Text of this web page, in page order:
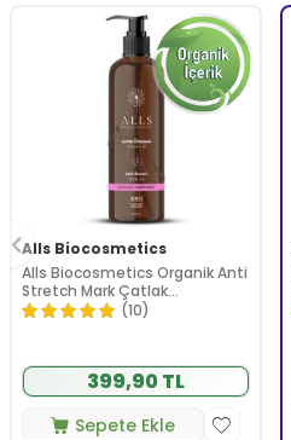
Alls Biocosmetics
Alls Biocosmetics Organik Anti
Stretch Mark Çatlak
Önlemeye Yardımcı Jel 350 ml
(10)
399,90 TL
Sepete Ekle